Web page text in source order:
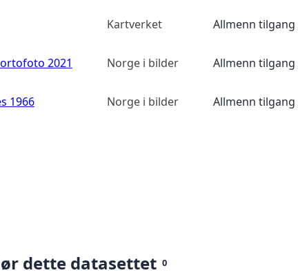
Kartverket Allmenn tilgang
2021 Norge i bilder Allmenn tilgang
1966 Norge i bilder Allmenn tilgang
dette datasettet 0